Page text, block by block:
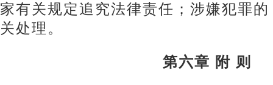
家有关规定追究法律责任；涉嫌犯罪
关处理。
第六章 附 则